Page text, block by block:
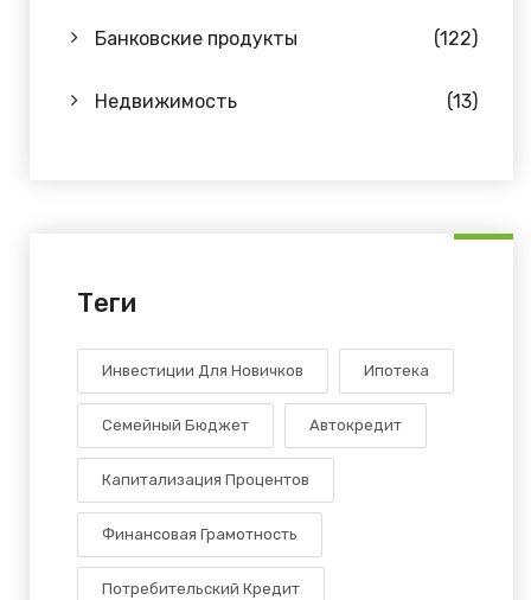
Банковские продукты (122)
Недвижимость (13)
Теги
Инвестиции Для Новичков Ипотека
Семейный Бюджет Автокредит
Капитализация Процентов
Финансовая Грамотность
Потребительский Кредит